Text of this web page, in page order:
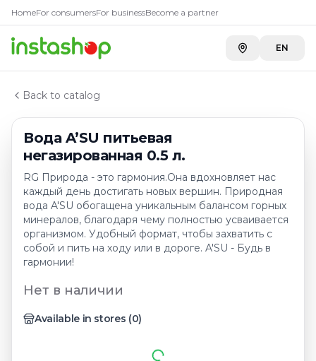
HomeFor consumersFor businessBecome a partner
EN
Back to catalog
Вода A’SU питьевая
негазированная 0.5 л.
RG Природа - это гармония.Она вдохновляет нас
каждый день достигать новых вершин. Природная
вода A'SU обогащена уникальным балансом горных
минералов, благодаря чему полностью усваивается
организмом. Удобный формат, чтобы захватить с
собой и пить на ходу или в дороге. A'SU - Будь в
гармонии!
Нет в наличии
Available in stores (0)
Главная
Каталог
Вода питьевая и с добавками, лед пищевой
Вода A’SU питьевая негазированная 0.5 л.